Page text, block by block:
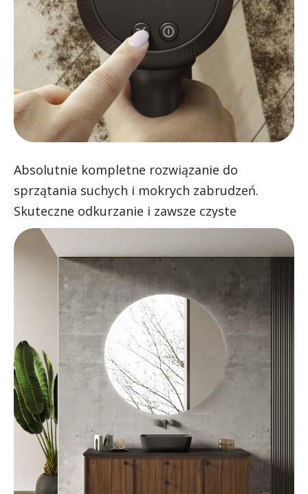
Absolutnie kompletne rozwiązanie do
sprzątania suchych i mokrych zabrudzeń.
Skuteczne odkurzanie i zawsze czyste
mopowanie